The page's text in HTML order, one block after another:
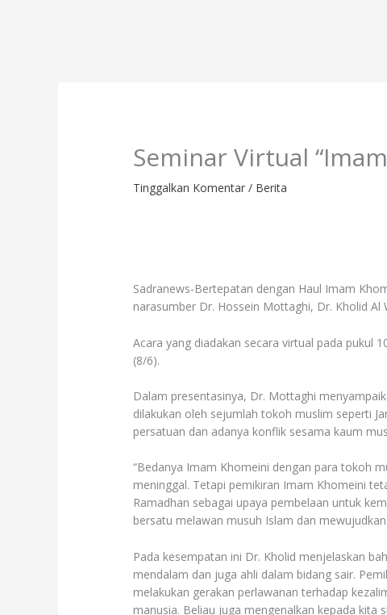
Seminar Virtual
Tinggalkan Komentar / Berita
Sadranews-Bertepatan dengan Haul Imam
narasumber Dr. Hossein Mottaghi, Dr. Kholid
Acara yang diadakan secara virtual pada pukul
(8/6).
Dalam presentasinya, Dr. Mottaghi
dilakukan oleh sejumlah tokoh muslim seperti
persatuan dan adanya konflik sesama kaum
“Bedanya Imam Khomeini dengan para tokoh
meninggal. Tetapi pemikiran Imam Khomeini
Ramadhan sebagai upaya pembelaan untuk
bersatu melawan musuh Islam dan
Pada kesempatan ini Dr. Kholid menjelaskan
mendalam dan juga ahli dalam bidang sair.
melakukan gerakan perlawanan terhadap
manusia. Beliau juga mengenalkan kepada kita